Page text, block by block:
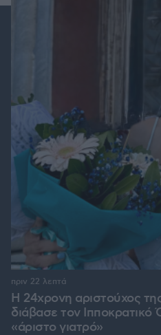
Η 24χρονη αριστούχος
διάβασε τον Ιπποκρατικό
«άριστο γιατρό»
πριν 22 λεπτά